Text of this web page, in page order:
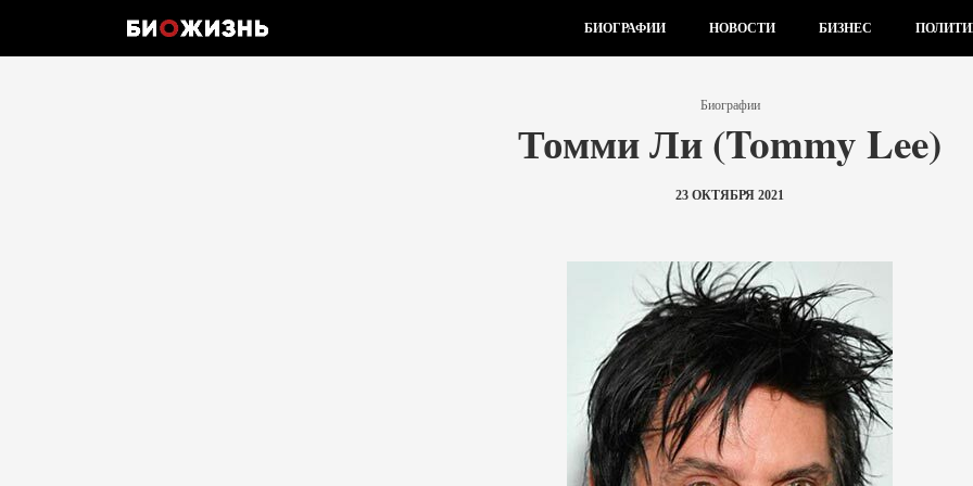
БИОГРАФИИ НОВОСТИ БИЗНЕС
Биографии
Томми Ли (Tommy Lee)
23 ОКТЯБРЯ 2021